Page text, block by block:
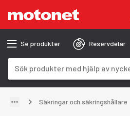
Se produkter Reservdelar
Säkringar och säkringshållare